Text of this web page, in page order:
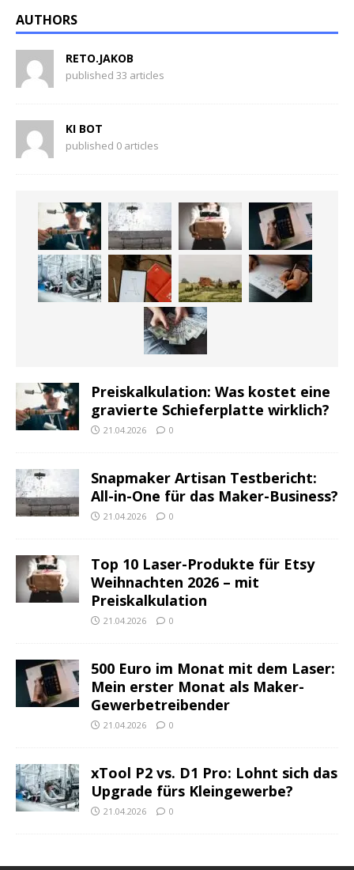
AUTHORS
RETO.JAKOB
published 33 articles
KI BOT
published 0 articles
Preiskalkulation: Was kostet eine
gravierte Schieferplatte wirklich?
21.04.2026 0
Snapmaker Artisan Testbericht:
All-in-One für das Maker-Business?
21.04.2026 0
Top 10 Laser-Produkte für Etsy
Weihnachten 2026 – mit
Preiskalkulation
21.04.2026 0
500 Euro im Monat mit dem Laser:
Mein erster Monat als Maker-
Gewerbetreibender
21.04.2026 0
xTool P2 vs. D1 Pro: Lohnt sich das
Upgrade fürs Kleingewerbe?
21.04.2026 0